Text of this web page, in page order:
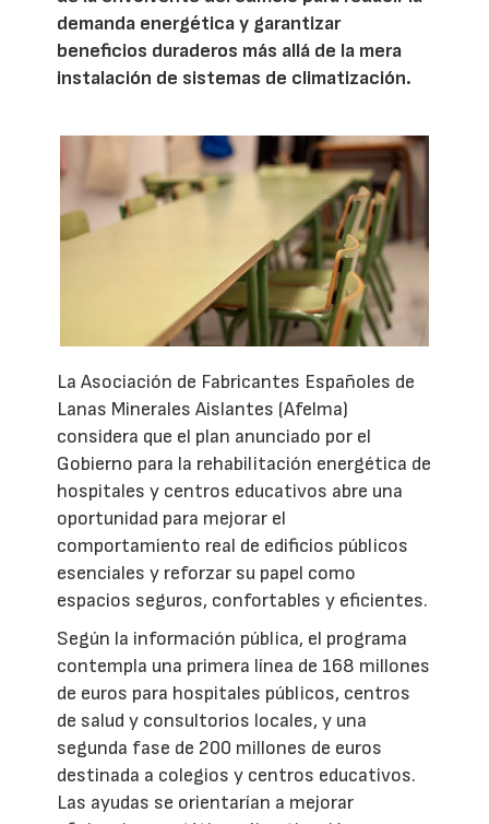
demanda energética y garantizar
beneficios duraderos más allá de la mera
instalación de sistemas de climatización.
La Asociación de Fabricantes Españoles de
Lanas Minerales Aislantes (Afelma)
considera que el plan anunciado por el
Gobierno para la rehabilitación energética de
hospitales y centros educativos abre una
oportunidad para mejorar el
comportamiento real de edificios públicos
esenciales y reforzar su papel como
espacios seguros, confortables y eficientes.
Según la información pública, el programa
contempla una primera línea de 168 millones
de euros para hospitales públicos, centros
de salud y consultorios locales, y una
segunda fase de 200 millones de euros
destinada a colegios y centros educativos.
Las ayudas se orientarían a mejorar